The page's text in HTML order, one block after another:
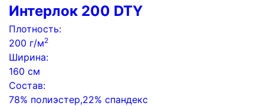
Интерлок 200 DTY
Плотность:
200 г/м2
Ширина:
160 см
Состав:
78% полиэстер,22% спандекс